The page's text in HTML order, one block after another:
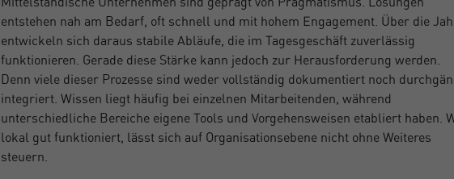
entstehen nah am Bedarf, oft schnell und mit hohem Engagement. Über die
entwickeln sich daraus stabile Abläufe, die im Tagesgeschäft zuverlässig
funktionieren. Gerade diese Stärke kann jedoch zur Herausforderung werden.
Denn viele dieser Prozesse sind weder vollständig dokumentiert noch
integriert. Wissen liegt häufig bei einzelnen Mitarbeitenden, während
unterschiedliche Bereiche eigene Tools und Vorgehensweisen etabliert haben.
lokal gut funktioniert, lässt sich auf Organisationsebene nicht ohne Weiteres
steuern.